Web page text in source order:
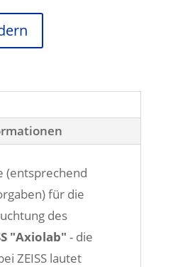
(entsprechend
für die
des
"Axiolab" - die
ZEISS lautet